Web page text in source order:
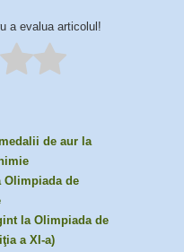
a evalua articolul!
de aur la
Olimpiada de
la Olimpiada de
a XI-a)